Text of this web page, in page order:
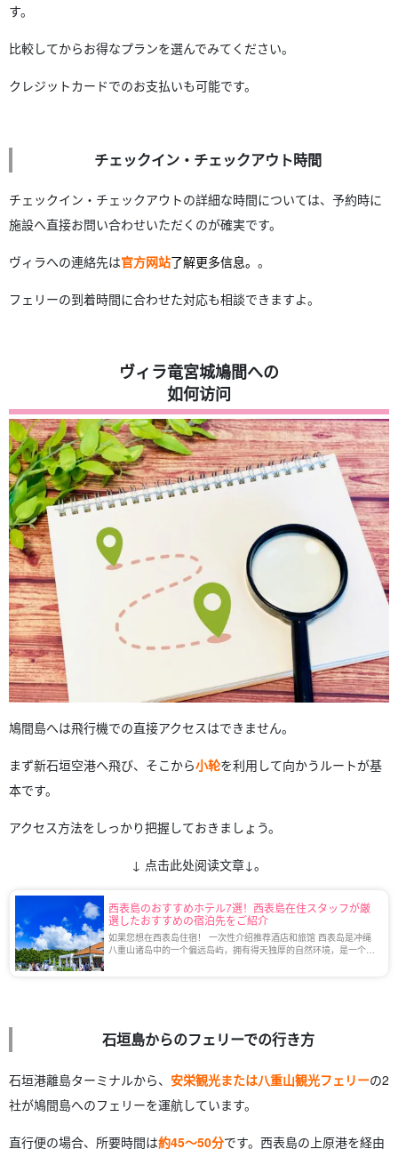
す。
比較してからお得なプランを選んでみてください。
クレジットカードでのお支払いも可能です。
チェックイン・チェックアウト時間
チェックイン・チェックアウトの詳細な時間については、予約時に
施設へ直接お問い合わせいただくのが確実です。
ヴィラへの連絡先は官方网站了解更多信息。 。
フェリーの到着時間に合わせた対応も相談できますよ。
ヴィラ竜宮城鳩間への
如何访问
鳩間島へは飛行機での直接アクセスはできません。
まず新石垣空港へ飛び、そこから小轮を利用して向かうルートが基
本です。
アクセス方法をしっかり把握しておきましょう。
↓ 点击此处阅读文章↓。
西表島のおすすめホテル7選！西表島在住スタッフが厳
選したおすすめの宿泊先をご紹介
如果您想在西表岛住宿！ 一次性介绍推荐酒店和旅馆 西表岛是冲绳
八重山诸岛中的一个偏远岛屿，拥有得天独厚的自然环境，是一个深
石垣島からのフェリーでの行き方
石垣港離島ターミナルから、 安栄観光または八重山観光フェリーの2
社が鳩間島へのフェリーを運航しています。
直行便の場合、所要時間は約45〜50分です。西表島の上原港を経由